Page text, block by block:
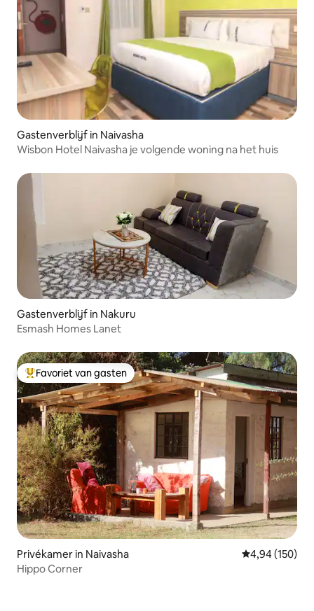
Gastenverblijf in Naivasha
Wisbon Hotel Naivasha je volgende woning na het huis
Gastenverblijf in Nakuru
Esmash Homes Lanet
Topfavoriet van gasten
Favoriet van gasten
Privékamer in Naivasha Gemiddelde
4,94 (150)
Hippo Corner